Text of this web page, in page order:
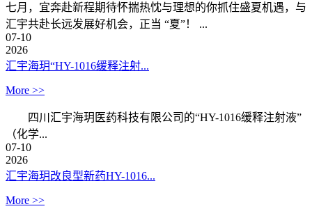
七月，宜奔赴新程期待怀揣热忱与理想的你抓住盛夏机遇，与
汇宇共赴长远发展好机会，正当 “夏”！ ...
07-10
2026
汇宇海玥“HY-1016缓释注射...
More >>
四川汇宇海玥医药科技有限公司的“HY-1016缓释注射液”
（化学...
07-10
2026
汇宇海玥改良型新药HY-1016...
More >>